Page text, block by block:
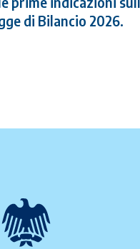
di Bilancio 2026.